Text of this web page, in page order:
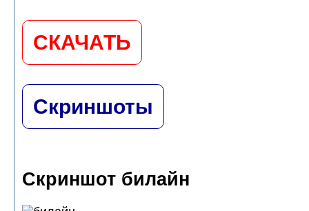
СКАЧАТЬ
Скриншоты
Скриншот билайн